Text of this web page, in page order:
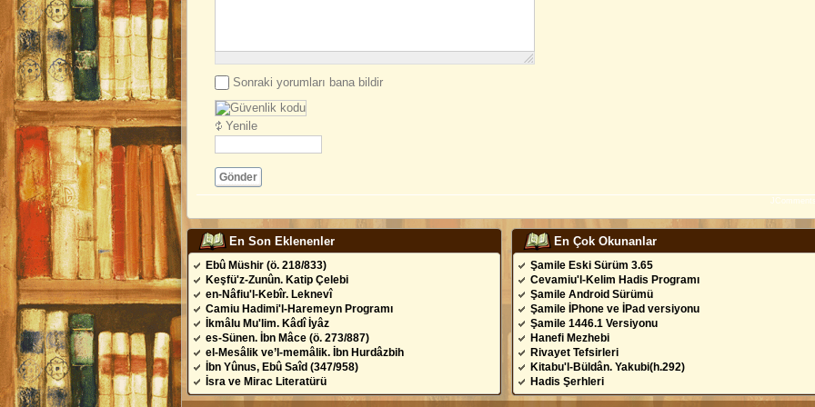
Sonraki yorumları bana bildir
Yenile
Gönder
En Son Eklenenler
Ebû Müshir (ö. 218/833)
Keşfü'z-Zunûn. Katip Çelebi
en-Nâfiu'l-Kebîr. Leknevî
Camiu Hadimi'l-Haremeyn Programı
İkmâlu Mu'lim. Kâdî İyâz
es-Sünen. İbn Mâce (ö. 273/887)
el-Mesâlik ve’l-memâlik. İbn Hurdâzbih
İbn Yûnus, Ebû Saîd (347/958)
İsra ve Mirac Literatürü
En Çok Okunanlar
Şamile Eski Sürüm 3.65
Cevamiu'l-Kelim Hadis Programı
Şamile Android Sürümü
Şamile İPhone ve İPad versiyonu
Şamile 1446.1 Versiyonu
Hanefi Mezhebi
Rivayet Tefsirleri
Kitabu'l-Büldân. Yakubi(h.292)
Hadis Şerhleri